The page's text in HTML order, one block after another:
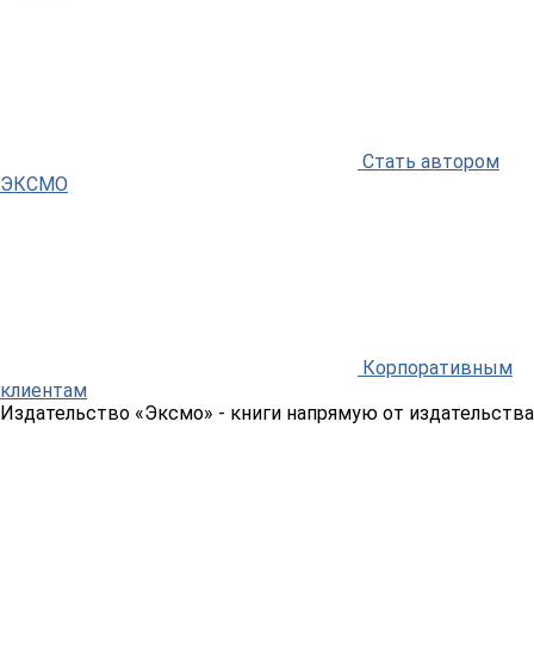
Стать автором
ЭКСМО
Корпоративным
клиентам
Издательство «Эксмо» - книги напрямую от издательства